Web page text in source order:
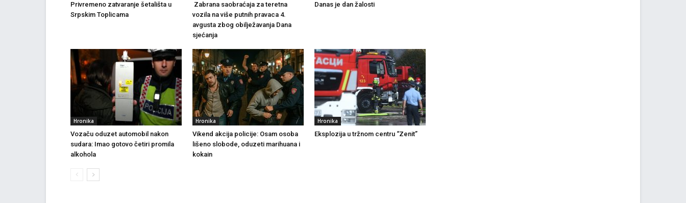
Privremeno zatvaranje šetališta u
Srpskim Toplicama
Zabrana saobraćaja za teretna
vozila na više putnih pravaca 4.
avgusta zbog obilježavanja Dana
sjećanja
Danas je dan žalosti
Hronika
Vozaču oduzet automobil nakon
sudara: Imao gotovo četiri promila
alkohola
Hronika
Vikend akcija policije: Osam osoba
lišeno slobode, oduzeti marihuana i
kokain
Hronika
Eksplozija u tržnom centru “Zenit”